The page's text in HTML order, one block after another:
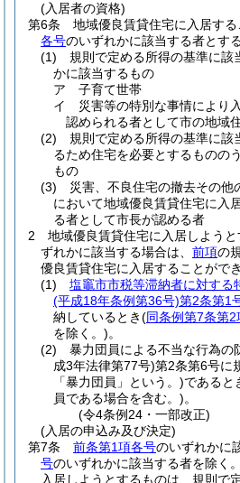
(入居者の資格)
第6条
地域優良賃貸住宅に入居する
各号のいずれかに該当する者とする
(1)
規則で定める所得の基準に該
かに該当するもの
ア
子育て世帯
イ
災害等の特別な事情により
認められる者として市の地域
(2)
規則で定める所得の基準に該
るため住宅を必要とするものの
もの
(3)
災害、不良住宅の撤去その他
において地域優良賃貸住宅に入
る者として市長が認める者
2
地域優良賃貸住宅に入居しようと
ずれかに該当する場合は、 前項の
優良賃貸住宅に入居することができ
(1)
塩竈市市税等滞納者に対する
(平成18年条例第36号)第2条第1
納しているとき(同条例第7条第2
を除く。)。
(2)
暴力団員による不当な行為の
成3年法律第77号)第2条第6号に
「暴力団員」という。)であると
員である場合を含む。)。
(令4条例24・一部改正)
(入居の申込み及び決定)
第7条
前条第1項各号のいずれかに
号のいずれかに該当する者を除く
入居しようとするものは、規則で